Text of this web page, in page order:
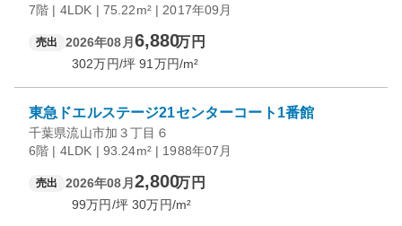
7階 | 4LDK | 75.22m² | 2017年09月
売出 2026年08月 6,880万円
302万円/坪 91 万円/m²
東急ドエルステージ21センターコート1番館
千葉県流山市加３丁目６
6階 | 4LDK | 93.24m² | 1988年07月
売出 2026年08月 2,800万円
99万円/坪 30万円/m²